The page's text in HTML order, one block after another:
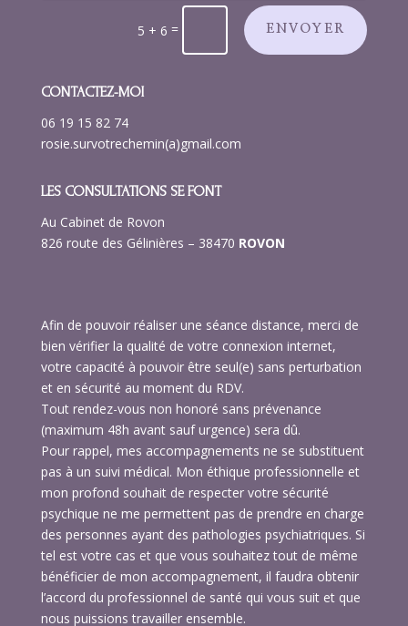
5 + 6 = ENVOYER
CONTACTEZ-MOI
06 19 15 82 74
rosie.survotrechemin(a)gmail.com
LES CONSULTATIONS SE FONT
Au Cabinet de Rovon
826 route des Gélinières – 38470 ROVON
Afin de pouvoir réaliser une séance distance, merci de
bien vérifier la qualité de votre connexion internet,
votre capacité à pouvoir être seul(e) sans perturbation
et en sécurité au moment du RDV.
Tout rendez-vous non honoré sans prévenance
(maximum 48h avant sauf urgence) sera dû.
Pour rappel, mes accompagnements ne se substituent
pas à un suivi médical. Mon éthique professionnelle et
mon profond souhait de respecter votre sécurité
psychique ne me permettent pas de prendre en charge
des personnes ayant des pathologies psychiatriques. Si
tel est votre cas et que vous souhaitez tout de même
bénéficier de mon accompagnement, il faudra obtenir
l’accord du professionnel de santé qui vous suit et que
nous puissions travailler ensemble.